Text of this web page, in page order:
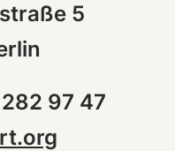
5
97 47